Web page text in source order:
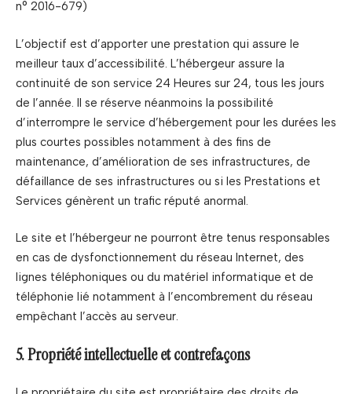
n° 2016-679)
L’objectif est d’apporter une prestation qui assure le
meilleur taux d’accessibilité. L’hébergeur assure la
continuité de son service 24 Heures sur 24, tous les jours
de l’année. Il se réserve néanmoins la possibilité
d’interrompre le service d’hébergement pour les durées les
plus courtes possibles notamment à des fins de
maintenance, d’amélioration de ses infrastructures, de
défaillance de ses infrastructures ou si les Prestations et
Services génèrent un trafic réputé anormal.
Le site et l’hébergeur ne pourront être tenus responsables
en cas de dysfonctionnement du réseau Internet, des
lignes téléphoniques ou du matériel informatique et de
téléphonie lié notamment à l’encombrement du réseau
empêchant l’accès au serveur.
5. Propriété intellectuelle et contrefaçons